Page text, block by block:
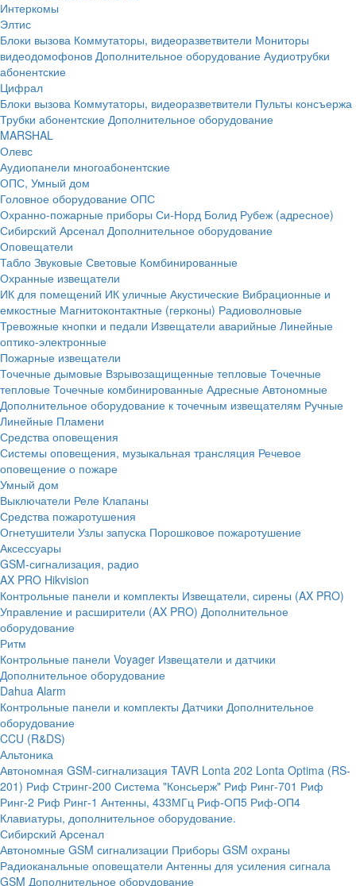
Интеркомы
Элтис
Блоки вызова Коммутаторы, видеоразветвители Мониторы
видеодомофонов Дополнительное оборудование Аудиотрубки
абонентские
Цифрал
Блоки вызова Коммутаторы, видеоразветвители Пульты консъержа
Трубки абонентские Дополнительное оборудование
MARSHAL
Олевс
Аудиопанели многоабонентские
ОПС, Умный дом
Головное оборудование ОПС
Охранно-пожарные приборы Си-Норд Болид Рубеж (адресное)
Сибирский Арсенал Дополнительное оборудование
Оповещатели
Табло Звуковые Световые Комбинированные
Охранные извещатели
ИК для помещений ИК уличные Акустические Вибрационные и
емкостные Магнитоконтактные (герконы) Радиоволновые
Тревожные кнопки и педали Извещатели аварийные Линейные
оптико-электронные
Пожарные извещатели
Точечные дымовые Взрывозащищенные тепловые Точечные
тепловые Точечные комбинированные Адресные Автономные
Дополнительное оборудование к точечным извещателям Ручные
Линейные Пламени
Средства оповещения
Системы оповещения, музыкальная трансляция Речевое
оповещение о пожаре
Умный дом
Выключатели Реле Клапаны
Средства пожаротушения
Огнетушители Узлы запуска Порошковое пожаротушение
Аксессуары
GSM-сигнализация, радио
AX PRO Hikvision
Контрольные панели и комплекты Извещатели, сирены (AX PRO)
Управление и расширители (AX PRO) Дополнительное
оборудование
Ритм
Контрольные панели Voyager Извещатели и датчики
Дополнительное оборудование
Dahua Alarm
Контрольные панели и комплекты Датчики Дополнительное
оборудование
CCU (R&DS)
Альтоника
Автономная GSM-сигнализация TAVR Lonta 202 Lonta Optima (RS-
201) Риф Стринг-200 Система "Консьерж" Риф Ринг-701 Риф
Ринг-2 Риф Ринг-1 Антенны, 433МГц Риф-ОП5 Риф-ОП4
Клавиатуры, дополнительное оборудование.
Сибирский Арсенал
Автономные GSM сигнализации Приборы GSM охраны
Радиоканальные оповещатели Антенны для усиления сигнала
GSM Дополнительное оборудование